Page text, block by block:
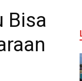
Bisa